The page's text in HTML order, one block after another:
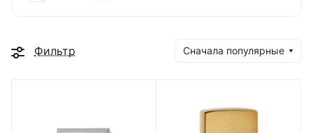
Фильтр Сначала популярные